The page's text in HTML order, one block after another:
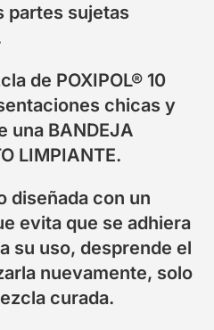
partes sujetas
de POXIPOL® 10
chicas y
una BANDEJA
LIMPIANTE.
diseñada con un
evita que se adhiera
su uso, desprende el
nuevamente, solo
curada.